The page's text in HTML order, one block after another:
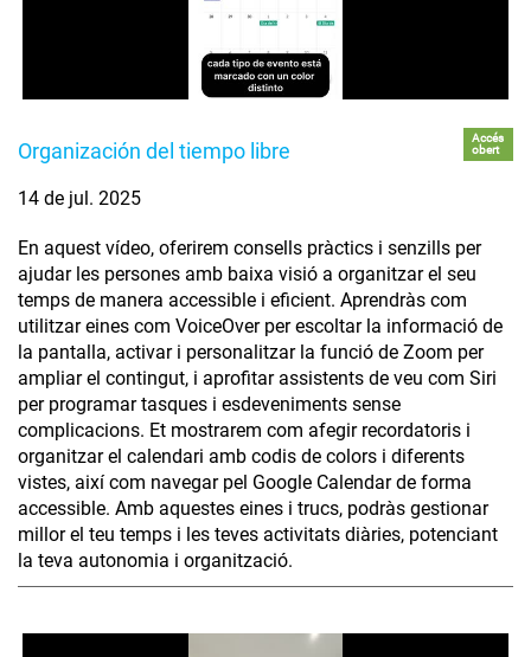
Organización del tiempo libre
Accés
obert
14 de jul. 2025
En aquest vídeo, oferirem consells pràctics i senzills per
ajudar les persones amb baixa visió a organitzar el seu
temps de manera accessible i eficient. Aprendràs com
utilitzar eines com VoiceOver per escoltar la informació de
la pantalla, activar i personalitzar la funció de Zoom per
ampliar el contingut, i aprofitar assistents de veu com Siri
per programar tasques i esdeveniments sense
complicacions. Et mostrarem com afegir recordatoris i
organitzar el calendari amb codis de colors i diferents
vistes, així com navegar pel Google Calendar de forma
accessible. Amb aquestes eines i trucs, podràs gestionar
millor el teu temps i les teves activitats diàries, potenciant
la teva autonomia i organització.